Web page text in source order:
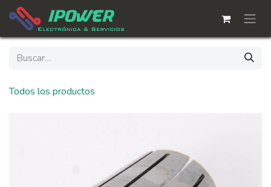
Ir al contenido
Todos los productos